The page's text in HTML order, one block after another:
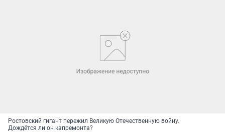
Ростовский гигант пережил Великую Отечественную войну.
Дождётся ли он капремонта?